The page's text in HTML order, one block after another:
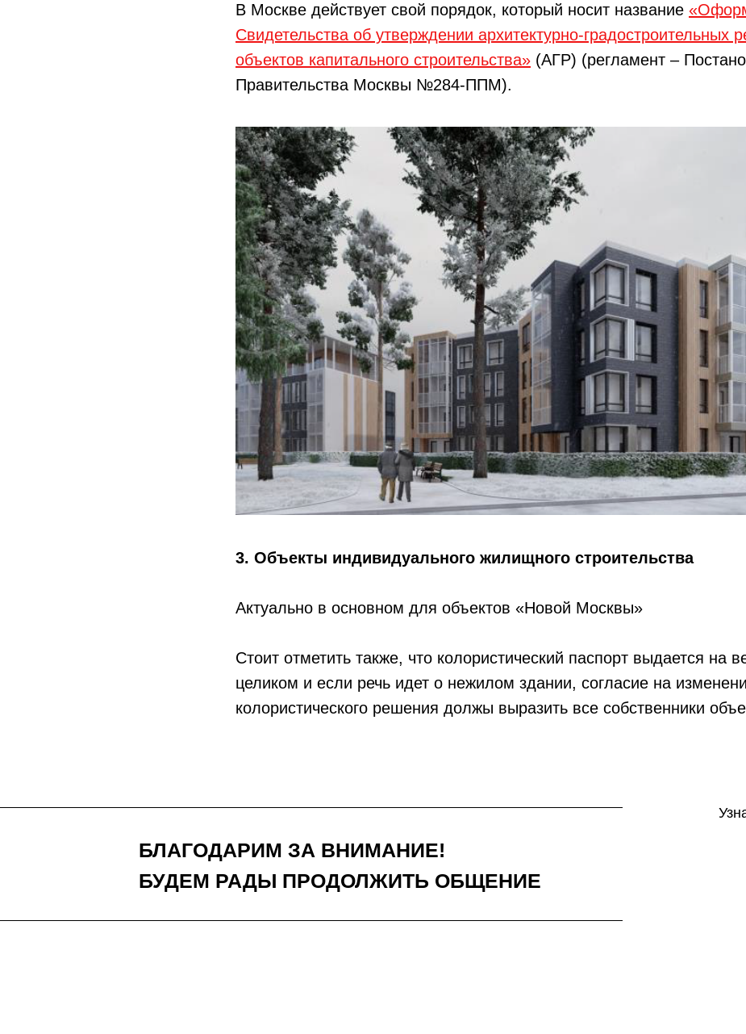
В Москве действует свой порядок, который носит название
Свидетельства об утверждении архитектурно-градостроительных
объектов капитального строительства» (АГР) (регламент –
Правительства Москвы №284-ППМ).
3. Объекты индивидуального жилищного строительства
Актуально в основном для объектов «Новой Москвы»
Стоит отметить также, что колористический паспорт выдается на
целиком и если речь идет о нежилом здании, согласие на
колористического решения должы выразить все собственники
БЛАГОДАРИМ ЗА ВНИМАНИЕ!
БУДЕМ РАДЫ ПРОДОЛЖИТЬ ОБЩЕНИЕ